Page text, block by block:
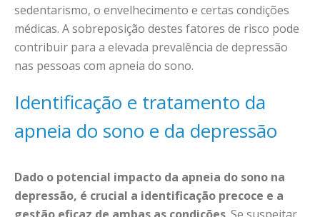
sedentarismo, o envelhecimento e certas condições
médicas. A sobreposição destes fatores de risco pode
contribuir para a elevada prevalência de depressão
nas pessoas com apneia do sono.
Identificação e tratamento da
apneia do sono e da depressão
Dado o potencial impacto da apneia do sono na
depressão, é crucial a identificação precoce e a